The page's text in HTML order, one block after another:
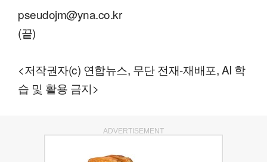
pseudojm@yna.co.kr
(끝)
<저작권자(c) 연합뉴스, 무단 전재-재배포, AI 학
습 및 활용 금지>
ADVERTISEMENT